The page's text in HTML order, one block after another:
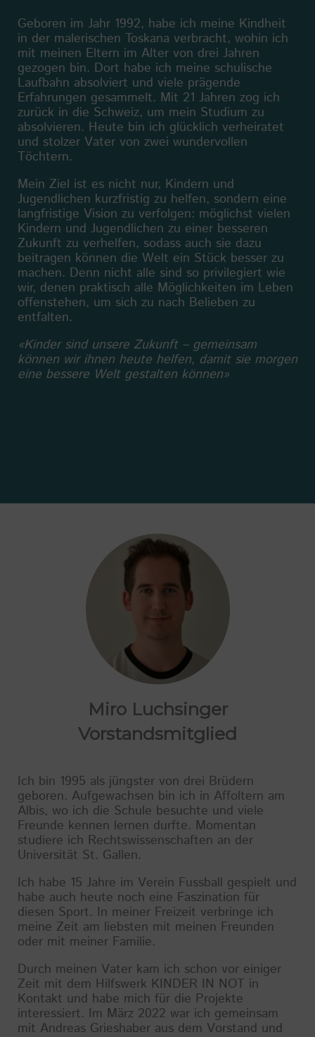
Geboren im Jahr 1992, habe ich meine Kindheit
in der malerischen Toskana verbracht, wohin ich
mit meinen Eltern im Alter von drei Jahren
gezogen bin. Dort habe ich meine schulische
Laufbahn absolviert und viele prägende
Erfahrungen gesammelt. Mit 21 Jahren zog ich
zurück in die Schweiz, um mein Studium zu
absolvieren. Heute bin ich glücklich verheiratet
und stolzer Vater von zwei wundervollen
Töchtern.
Mein Ziel ist es nicht nur, Kindern und
Jugendlichen kurzfristig zu helfen, sondern eine
langfristige Vision zu verfolgen: möglichst vielen
Kindern und Jugendlichen zu einer besseren
Zukunft zu verhelfen, sodass auch sie dazu
beitragen können die Welt ein Stück besser zu
machen. Denn nicht alle sind so privilegiert wie
wir, denen praktisch alle Möglichkeiten im Leben
offenstehen, um sich zu nach Belieben zu
entfalten.
«Kinder sind unsere Zukunft – gemeinsam
können wir ihnen heute helfen, damit sie morgen
eine bessere Welt gestalten können»
Miro Luchsinger
Vorstandsmitglied
Ich bin 1995 als jüngster von drei Brüdern
geboren. Aufgewachsen bin ich in Affoltern am
Albis, wo ich die Schule besuchte und viele
Freunde kennen lernen durfte. Momentan
studiere ich Rechtswissenschaften an der
Universität St. Gallen.
Ich habe 15 Jahre im Verein Fussball gespielt und
habe auch heute noch eine Faszination für
diesen Sport. In meiner Freizeit verbringe ich
meine Zeit am liebsten mit meinen Freunden
oder mit meiner Familie.
Durch meinen Vater kam ich schon vor einiger
Zeit mit dem Hilfswerk KINDER IN NOT in
Kontakt und habe mich für die Projekte
interessiert. Im März 2022 war ich gemeinsam
mit Andreas Grieshaber aus dem Vorstand und